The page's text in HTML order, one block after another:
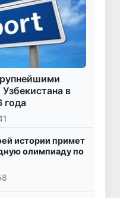
в
года
истории примет
олимпиаду по